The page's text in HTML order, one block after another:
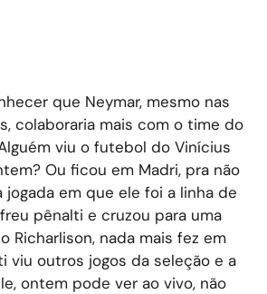
que Neymar, mesmo nas
colaboraria mais com o time do
viu o futebol do Vinícius
Ou ficou em Madri, pra não
jogada em que ele foi a linha de
pênalti e cruzou para uma
Richarlison, nada mais fez em
viu outros jogos da seleção e a
ontem pode ver ao vivo, não